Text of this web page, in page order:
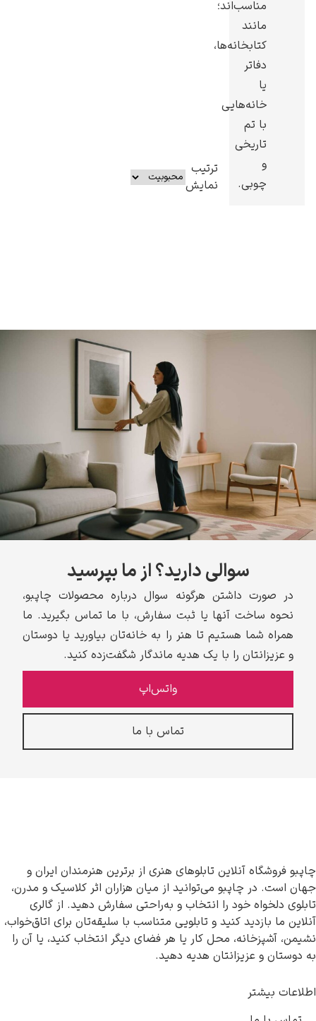
مناسب‌اند؛
مانند
کتابخانه‌ها،
دفاتر
یا
خانه‌هایی
با تم
تاریخی
و
چوبی.
ترتیب
نمایش
سوالی دارید؟ از ما بپرسید
در صورت داشتن هرگونه سوال درباره محصولات چاپبو،
نحوه ساخت آنها یا ثبت سفارش، با ما تماس بگیرید. ما
همراه شما هستیم تا هنر را به خانه‌تان بیاورید یا دوستان
و عزیزانتان را با یک هدیه ماندگار شگفت‌زده کنید.
واتس‌اپ
تماس با ما
چاپبو فروشگاه آنلاین تابلوهای هنری از برترین هنرمندان ایران و
جهان است. در چاپبو می‌توانید از میان هزاران اثر کلاسیک و مدرن،
تابلوی دلخواه خود را انتخاب و به‌راحتی سفارش دهید. از گالری
آنلاین ما بازدید کنید و تابلویی متناسب با سلیقه‌تان برای اتاق‌خواب،
نشیمن، آشپزخانه، محل کار یا هر فضای دیگر انتخاب کنید، یا آن را
به دوستان و عزیزانتان هدیه دهید.
اطلاعات بیشتر